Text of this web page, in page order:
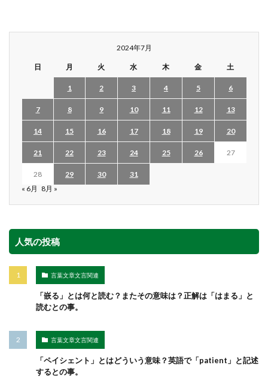
2024年7月
日 月 火 水 木 金 土
1 2 3 4 5 6
7 8 9 10 11 12 13
14 15 16 17 18 19 20
21 22 23 24 25 26 27
28 29 30
31
« 6月 8月 »
人気の投稿
言葉文章文言関連
「嵌る」とは何と読む？またその意味は？正解は「はまる」と
読むとの事。
言葉文章文言関連
「ペイシェント」とはどういう意味？英語で「patient」と記述
するとの事。